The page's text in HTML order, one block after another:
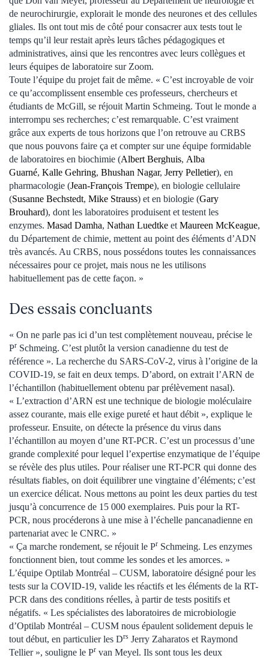
de neurochirurgie, explorait le monde des neurones et des cellules
gliales. Ils ont tout mis de côté pour consacrer aux tests tout le
temps qu’il leur restait après leurs tâches pédagogiques et
administratives, ainsi que les rencontres avec leurs collègues et
leurs équipes de laboratoire sur Zoom.
Toute l’équipe du projet fait de même. « C’est incroyable de voir
ce qu’accomplissent ensemble ces professeurs, chercheurs et
étudiants de McGill, se réjouit Martin Schmeing. Tout le monde a
interrompu ses recherches; c’est remarquable. C’est vraiment
grâce aux experts de tous horizons que l’on retrouve au CRBS
que nous pouvons faire ça et compter sur une équipe formidable
de laboratoires en biochimie (Albert Berghuis, Alba
Guarné, Kalle Gehring, Bhushan Nagar, Jerry Pelletier), en
pharmacologie (Jean-François Trempe), en biologie cellulaire
(Susanne Bechstedt, Mike Strauss) et en biologie (Gary
Brouhard), dont les laboratoires produisent et testent les
enzymes. Masad Damha, Nathan Luedtke et Maureen McKeague,
du Département de chimie, mettent au point des éléments d’ADN
très avancés. Au CRBS, nous possédons toutes les connaissances
nécessaires pour ce projet, mais nous ne les utilisons
habituellement pas de cette façon. »
Des essais concluants
« On ne parle pas ici d’un test complètement nouveau, précise le
Pr Schmeing. C’est plutôt la version canadienne du test de
référence ». La recherche du SARS-CoV-2, virus à l’origine de la
COVID‑19, se fait en deux temps. D’abord, on extrait l’ARN de
l’échantillon (habituellement obtenu par prélèvement nasal).
« L’extraction d’ARN est une technique de biologie moléculaire
assez courante, mais elle exige pureté et haut débit », explique le
professeur. Ensuite, on détecte la présence du virus dans
l’échantillon au moyen d’une RT-PCR. C’est un processus d’une
grande complexité pour lequel l’expertise enzymatique de l’équipe
se révèle des plus utiles. Pour réaliser une RT-PCR qui donne des
résultats fiables, on doit équilibrer une vingtaine d’éléments; c’est
un exercice délicat. Nous mettons au point les deux parties du test
jusqu’à concurrence de 15 000 exemplaires. Puis pour la RT-
PCR, nous procéderons à une mise à l’échelle pancanadienne en
partenariat avec le CNRC. »
« Ça marche rondement, se réjouit le Pr Schmeing. Les enzymes
fonctionnent bien, tout comme les sondes et les amorces. »
L’équipe Optilab Montréal – CUSM, laboratoire désigné pour les
tests sur la COVID-19, valide les réactifs et les éléments de la RT-
PCR dans des conditions réelles, à partir de tests positifs et
négatifs. « Les spécialistes des laboratoires de microbiologie
d’Optilab Montréal – CUSM nous épaulent solidement depuis le
tout début, en particulier les Drs Jerry Zaharatos et Raymond
Tellier », souligne le Pr van Meyel. Ils sont tous les deux